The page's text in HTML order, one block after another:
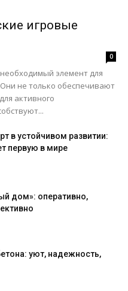
игровые
0
элемент для
не только обеспечивают
активного
в устойчивом развитии:
первую в мире
дом»: оперативно,
уют, надежность,